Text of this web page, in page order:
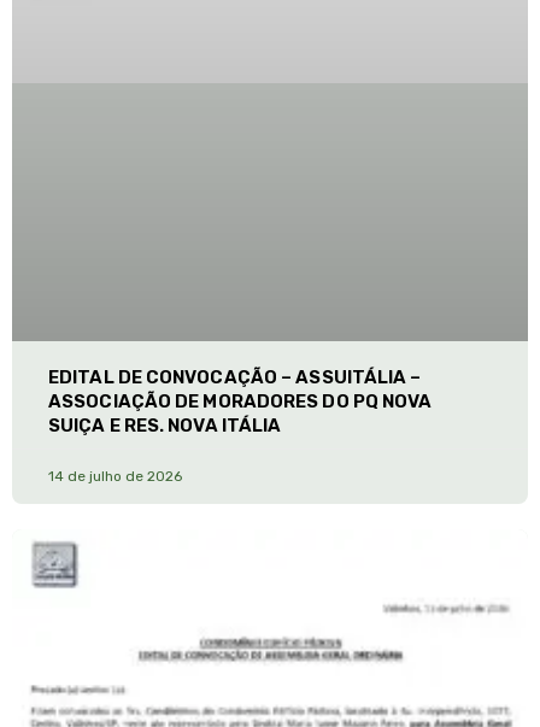
EDITAL DE CONVOCAÇÃO – ASSUITÁLIA –
ASSOCIAÇÃO DE MORADORES DO PQ NOVA
SUIÇA E RES. NOVA ITÁLIA
14 de julho de 2026